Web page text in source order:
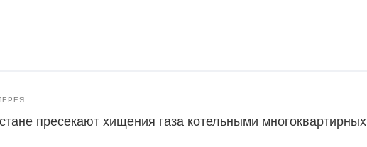
пресекают хищения газа котельными многоквартирных